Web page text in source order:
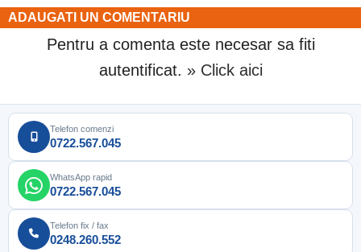
ADAUGATI UN COMENTARIU
Pentru a comenta este necesar sa fiti
autentificat. » Click aici
Telefon comenzi
0722.567.045
WhatsApp rapid
0722.567.045
Telefon fix / fax
0248.260.552